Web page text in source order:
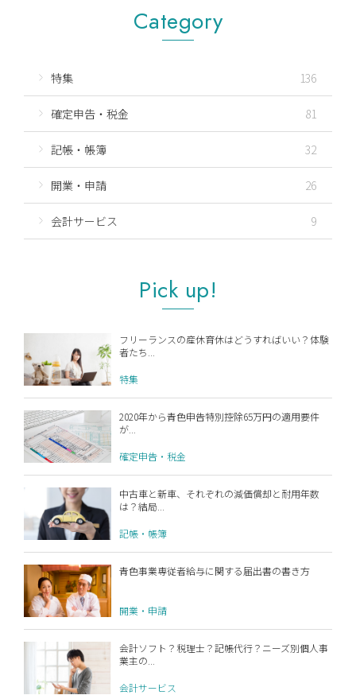
Category
特集 136
確定申告・税金 81
記帳・帳簿 32
開業・申請 26
会計サービス 9
Pick up!
フリーランスの産休育休はどうすればいい？体験
者たち...
特集
2020年から青色申告特別控除65万円の適用要件
が...
確定申告・税金
中古車と新車、それぞれの減価償却と耐用年数
は？結局...
記帳・帳簿
青色事業専従者給与に関する届出書の書き方
開業・申請
会計ソフト？税理士？記帳代行？ニーズ別個人事
業主の...
会計サービス